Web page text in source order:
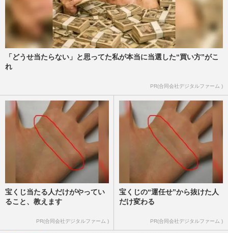
【昭和芸能スキャンダル】高部知子「ニャ
ンニャン事件」1枚の“写真”が狂わせた大
ブレイク女優の壮絶人生
週刊女性2026年6月9日・16日号 2026/6/6
《昭和生まれが「イラっとする」略語》バ
の“謎言葉”に大混乱
週刊女性2026年6月9日・16日号 2026/6/6
「どうせ当たらない」と思ってた私が本当に当選した“買い方”がこ
れ
PR(合同会社デジタルファーム )
宝くじ当たる人だけがやってい
ること、教えます
PR(合同会社デジタルファーム )
宝くじの“運任せ”から抜けた人
だけ変わる
PR(合同会社デジタルファーム )